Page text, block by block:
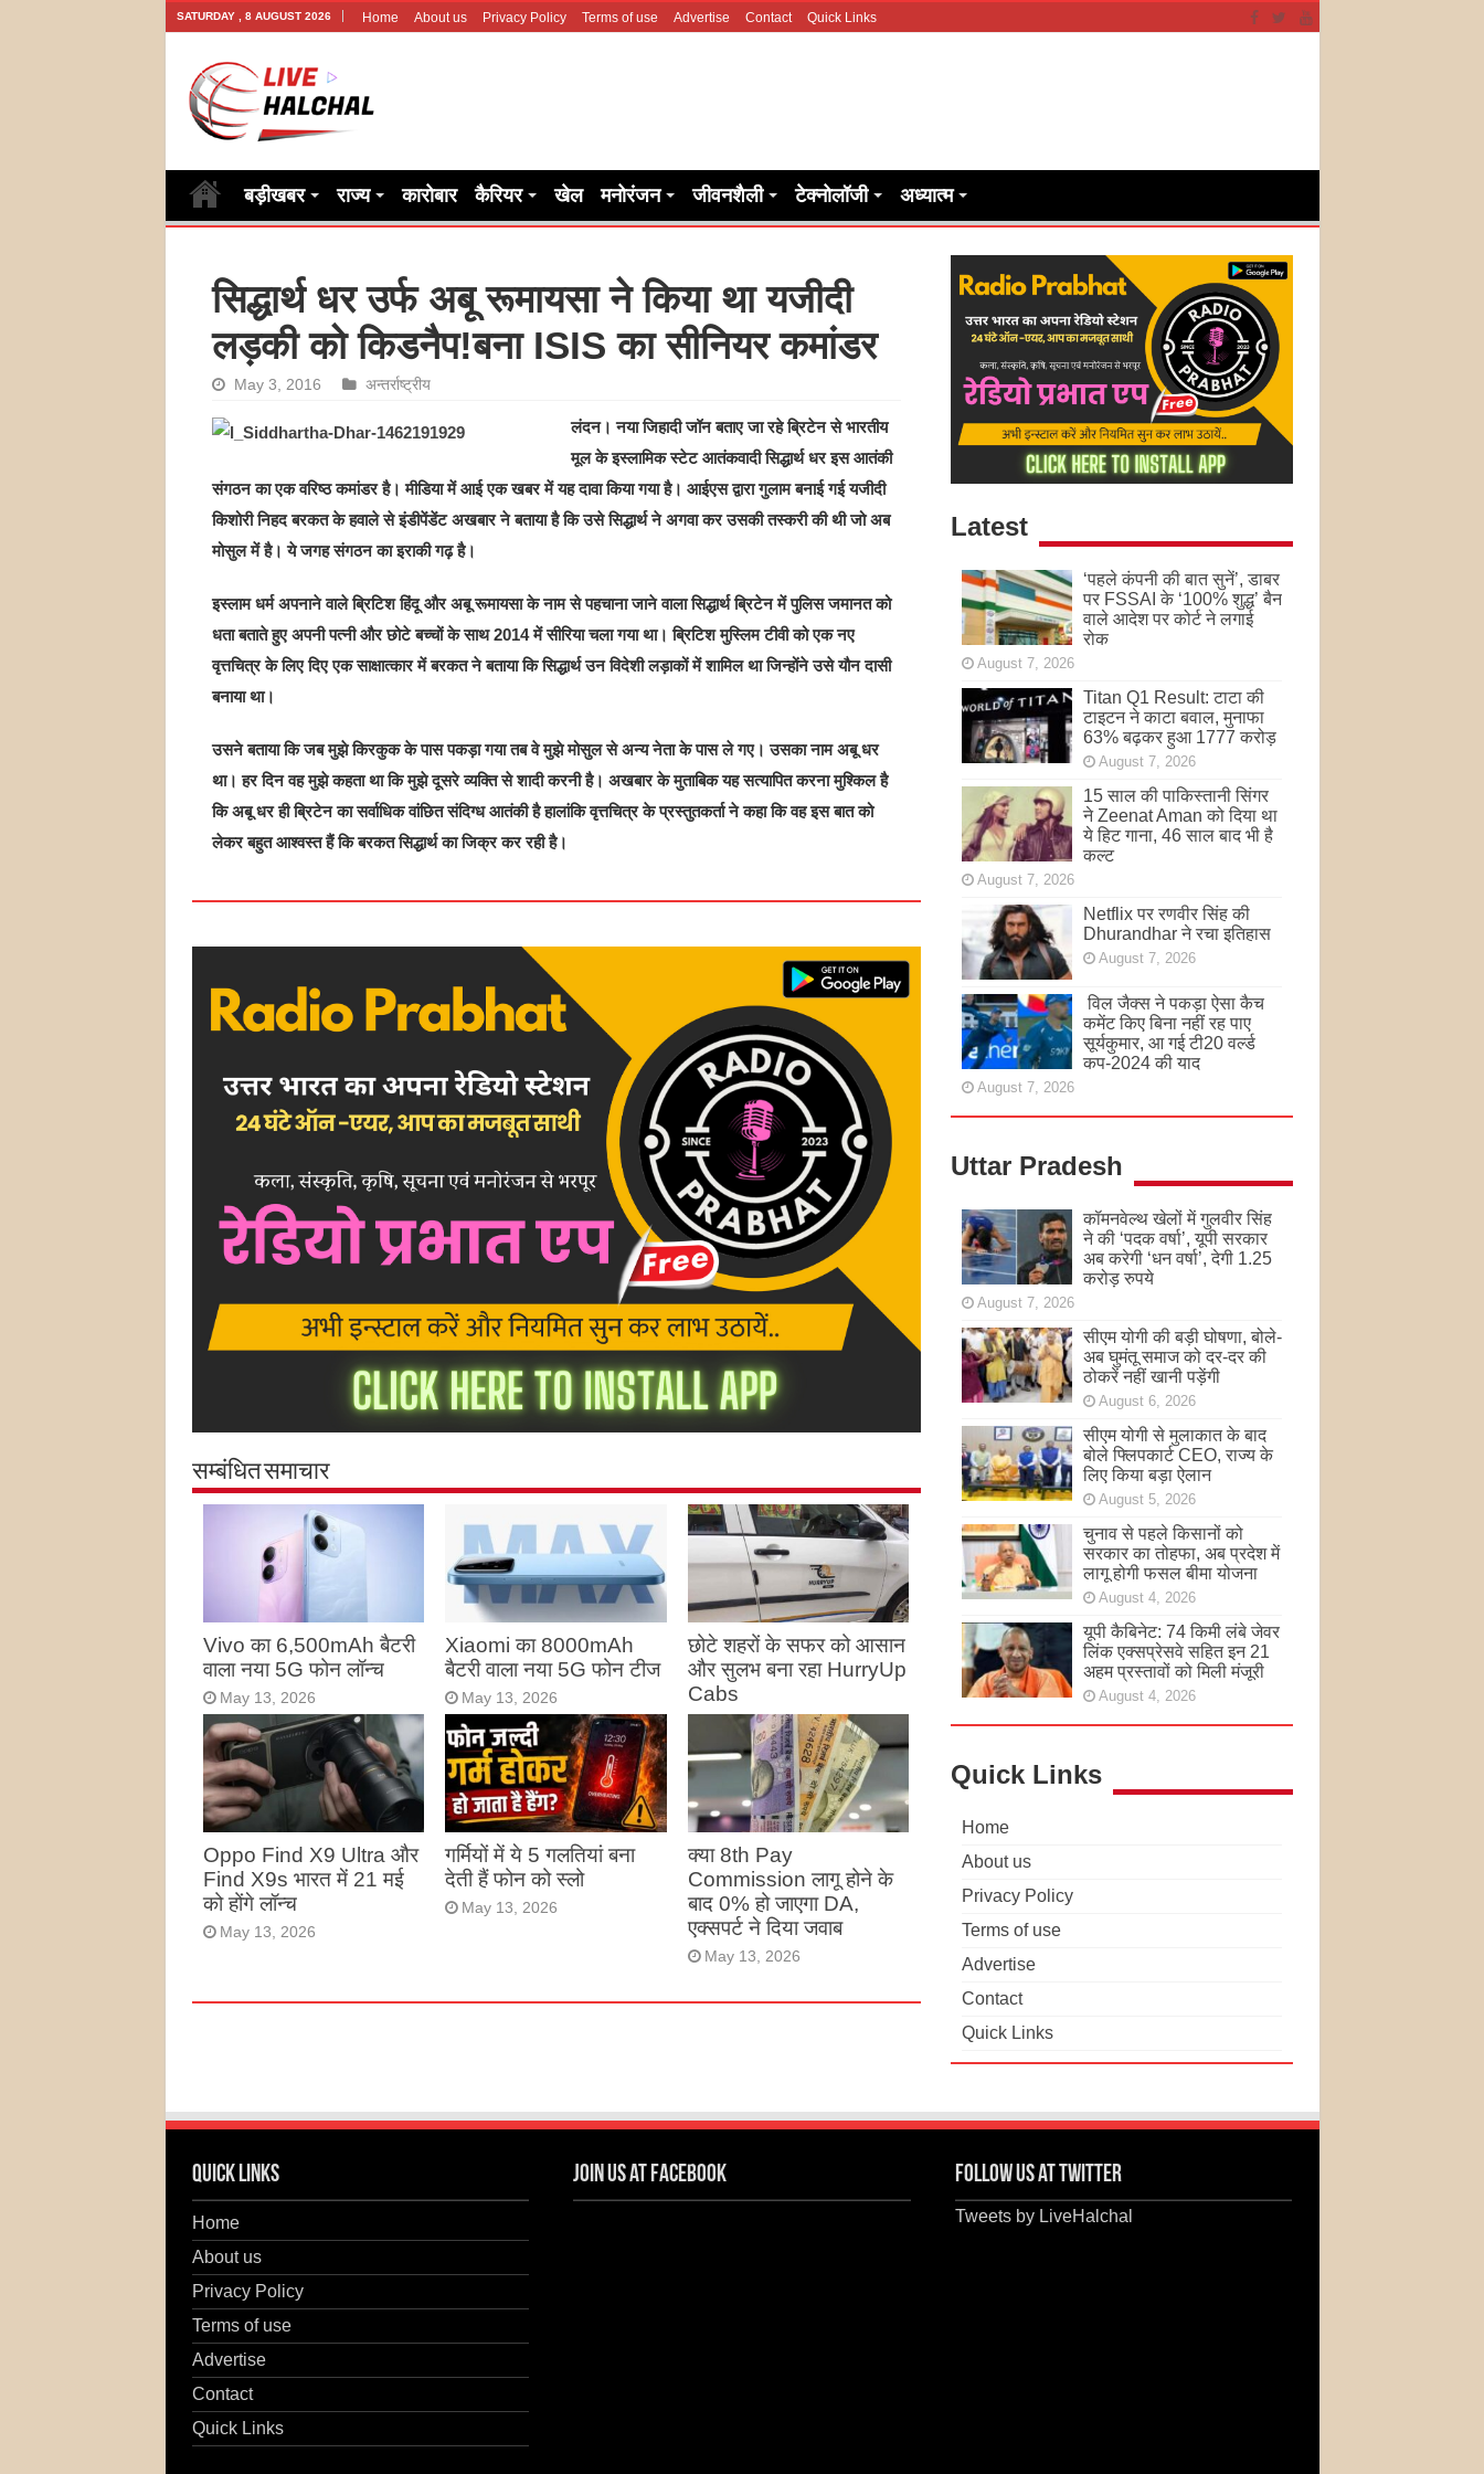
SATURDAY , 8 AUGUST 2026 Home About us Privacy Policy Terms of use Advertise Contact Quick Links
बड़ीखबर राज्य कारोबार कैरियर खेल मनोरंजन जीवनशैली टेक्नोलॉजी अध्यात्म
सिद्धार्थ धर उर्फ अबू रूमायसा ने किया था यजीदी
लड़की को किडनैप!बना ISIS का सीनियर कमांडर
May 3, 2016 अन्तर्राष्ट्रीय
लंदन। नया जिहादी जॉन बताए जा रहे ब्रिटेन से भारतीय
मूल के इस्लामिक स्टेट आतंकवादी सिद्धार्थ धर इस आतंकी
संगठन का एक वरिष्ठ कमांडर है। मीडिया में आई एक खबर में यह दावा किया गया है। आईएस द्वारा गुलाम बनाई गई यजीदी
किशोरी निहद बरकत के हवाले से इंडीपेंडेंट अखबार ने बताया है कि उसे सिद्धार्थ ने अगवा कर उसकी तस्करी की थी जो अब
मोसुल में है। ये जगह संगठन का इराकी गढ़ है।
इस्लाम धर्म अपनाने वाले ब्रिटिश हिंदू और अबू रूमायसा के नाम से पहचाना जाने वाला सिद्धार्थ ब्रिटेन में पुलिस जमानत को
धता बताते हुए अपनी पत्नी और छोटे बच्चों के साथ 2014 में सीरिया चला गया था। ब्रिटिश मुस्लिम टीवी को एक नए
वृत्तचित्र के लिए दिए एक साक्षात्कार में बरकत ने बताया कि सिद्धार्थ उन विदेशी लड़ाकों में शामिल था जिन्होंने उसे यौन दासी
बनाया था।
उसने बताया कि जब मुझे किरकुक के पास पकड़ा गया तब वे मुझे मोसुल से अन्य नेता के पास ले गए। उसका नाम अबू धर
था। हर दिन वह मुझे कहता था कि मुझे दूसरे व्यक्ति से शादी करनी है। अखबार के मुताबिक यह सत्यापित करना मुश्किल है
कि अबू धर ही ब्रिटेन का सर्वाधिक वांछित संदिग्ध आतंकी है हालांकि वृत्तचित्र के प्रस्तुतकर्ता ने कहा कि वह इस बात को
लेकर बहुत आश्वस्त हैं कि बरकत सिद्धार्थ का जिक्र कर रही है।
सम्बंधित समाचार
Vivo का 6,500mAh बैटरी
वाला नया 5G फोन लॉन्च
May 13, 2026
Xiaomi का 8000mAh
बैटरी वाला नया 5G फोन टीज
May 13, 2026
छोटे शहरों के सफर को आसान
और सुलभ बना रहा HurryUp
Cabs
May 13, 2026
Oppo Find X9 Ultra और
Find X9s भारत में 21 मई
को होंगे लॉन्च
May 13, 2026
गर्मियों में ये 5 गलतियां बना
देती हैं फोन को स्लो
May 13, 2026
क्या 8th Pay
Commission लागू होने के
बाद 0% हो जाएगा DA,
एक्सपर्ट ने दिया जवाब
May 13, 2026
Latest
‘पहले कंपनी की बात सुनें’, डाबर
पर FSSAI के ‘100% शुद्ध’ बैन
वाले आदेश पर कोर्ट ने लगाई
रोक
August 7, 2026
Titan Q1 Result: टाटा की
टाइटन ने काटा बवाल, मुनाफा
63% बढ़कर हुआ 1777 करोड़
August 7, 2026
15 साल की पाकिस्तानी सिंगर
ने Zeenat Aman को दिया था
ये हिट गाना, 46 साल बाद भी है
कल्ट
August 7, 2026
Netflix पर रणवीर सिंह की
Dhurandhar ने रचा इतिहास
August 7, 2026
विल जैक्स ने पकड़ा ऐसा कैच
कमेंट किए बिना नहीं रह पाए
सूर्यकुमार, आ गई टी20 वर्ल्ड
कप-2024 की याद
August 7, 2026
Uttar Pradesh
कॉमनवेल्थ खेलों में गुलवीर सिंह
ने की ‘पदक वर्षा’, यूपी सरकार
अब करेगी ‘धन वर्षा’, देगी 1.25
करोड़ रुपये
August 7, 2026
सीएम योगी की बड़ी घोषणा, बोले-
अब घुमंतू समाज को दर-दर की
ठोकरें नहीं खानी पड़ेंगी
August 6, 2026
सीएम योगी से मुलाकात के बाद
बोले फ्लिपकार्ट CEO, राज्य के
लिए किया बड़ा ऐलान
August 5, 2026
चुनाव से पहले किसानों को
सरकार का तोहफा, अब प्रदेश में
लागू होगी फसल बीमा योजना
August 4, 2026
यूपी कैबिनेट: 74 किमी लंबे जेवर
लिंक एक्सप्रेसवे सहित इन 21
अहम प्रस्तावों को मिली मंजूरी
August 4, 2026
Quick Links
Home
About us
Privacy Policy
Terms of use
Advertise
Contact
Quick Links
Quick Links
Home
About us
Privacy Policy
Terms of use
Advertise
Contact
Quick Links
Join us at Facebook Follow us at Twitter
Tweets by LiveHalchal